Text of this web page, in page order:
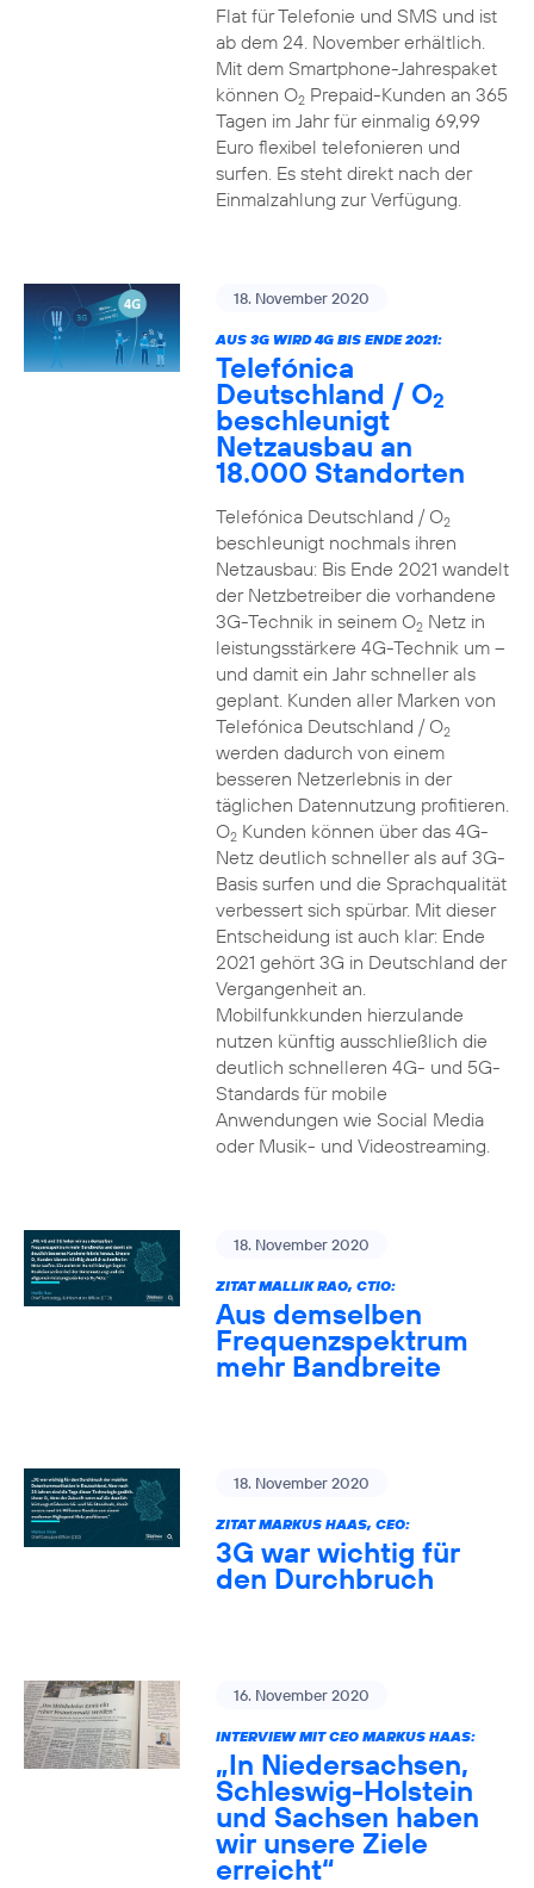
Flat für Telefonie und SMS und ist
ab dem 24. November erhältlich.
Mit dem Smartphone-Jahrespaket
können O2Prepaid-Kunden an 365
Tagen im Jahr für einmalig 69,99
Euro flexibel telefonieren und
surfen. Es steht direkt nach der
Einmalzahlung zur Verfügung.
18. November 2020
AUS 3G WIRD 4G BIS ENDE 2021:
Telefónica
Deutschland / O2
beschleunigt
Netzausbau an
18.000 Standorten
Telefónica Deutschland / O2
beschleunigt nochmals ihren
Netzausbau: Bis Ende 2021 wandelt
der Netzbetreiber die vorhandene
3G-Technik in seinem O2Netz in
leistungsstärkere 4G-Technik um –
und damit ein Jahr schneller als
geplant. Kunden aller Marken von
Telefónica Deutschland / O2
werden dadurch von einem
besseren Netzerlebnis in der
täglichen Datennutzung profitieren.
O2Kunden können über das 4G-
Netz deutlich schneller als auf 3G-
Basis surfen und die Sprachqualität
verbessert sich spürbar. Mit dieser
Entscheidung ist auch klar: Ende
2021 gehört 3G in Deutschland der
Vergangenheit an.
Mobilfunkkunden hierzulande
nutzen künftig ausschließlich die
deutlich schnelleren 4G- und 5G-
Standards für mobile
Anwendungen wie Social Media
oder Musik- und Videostreaming.
18. November 2020
ZITAT MALLIK RAO, CTIO:
Aus demselben
Frequenzspektrum
mehr Bandbreite
18. November 2020
ZITAT MARKUS HAAS, CEO:
3G war wichtig für
den Durchbruch
16. November 2020
INTERVIEW MIT CEO MARKUS HAAS:
„In Niedersachsen,
Schleswig-Holstein
und Sachsen haben
wir unsere Ziele
erreicht“